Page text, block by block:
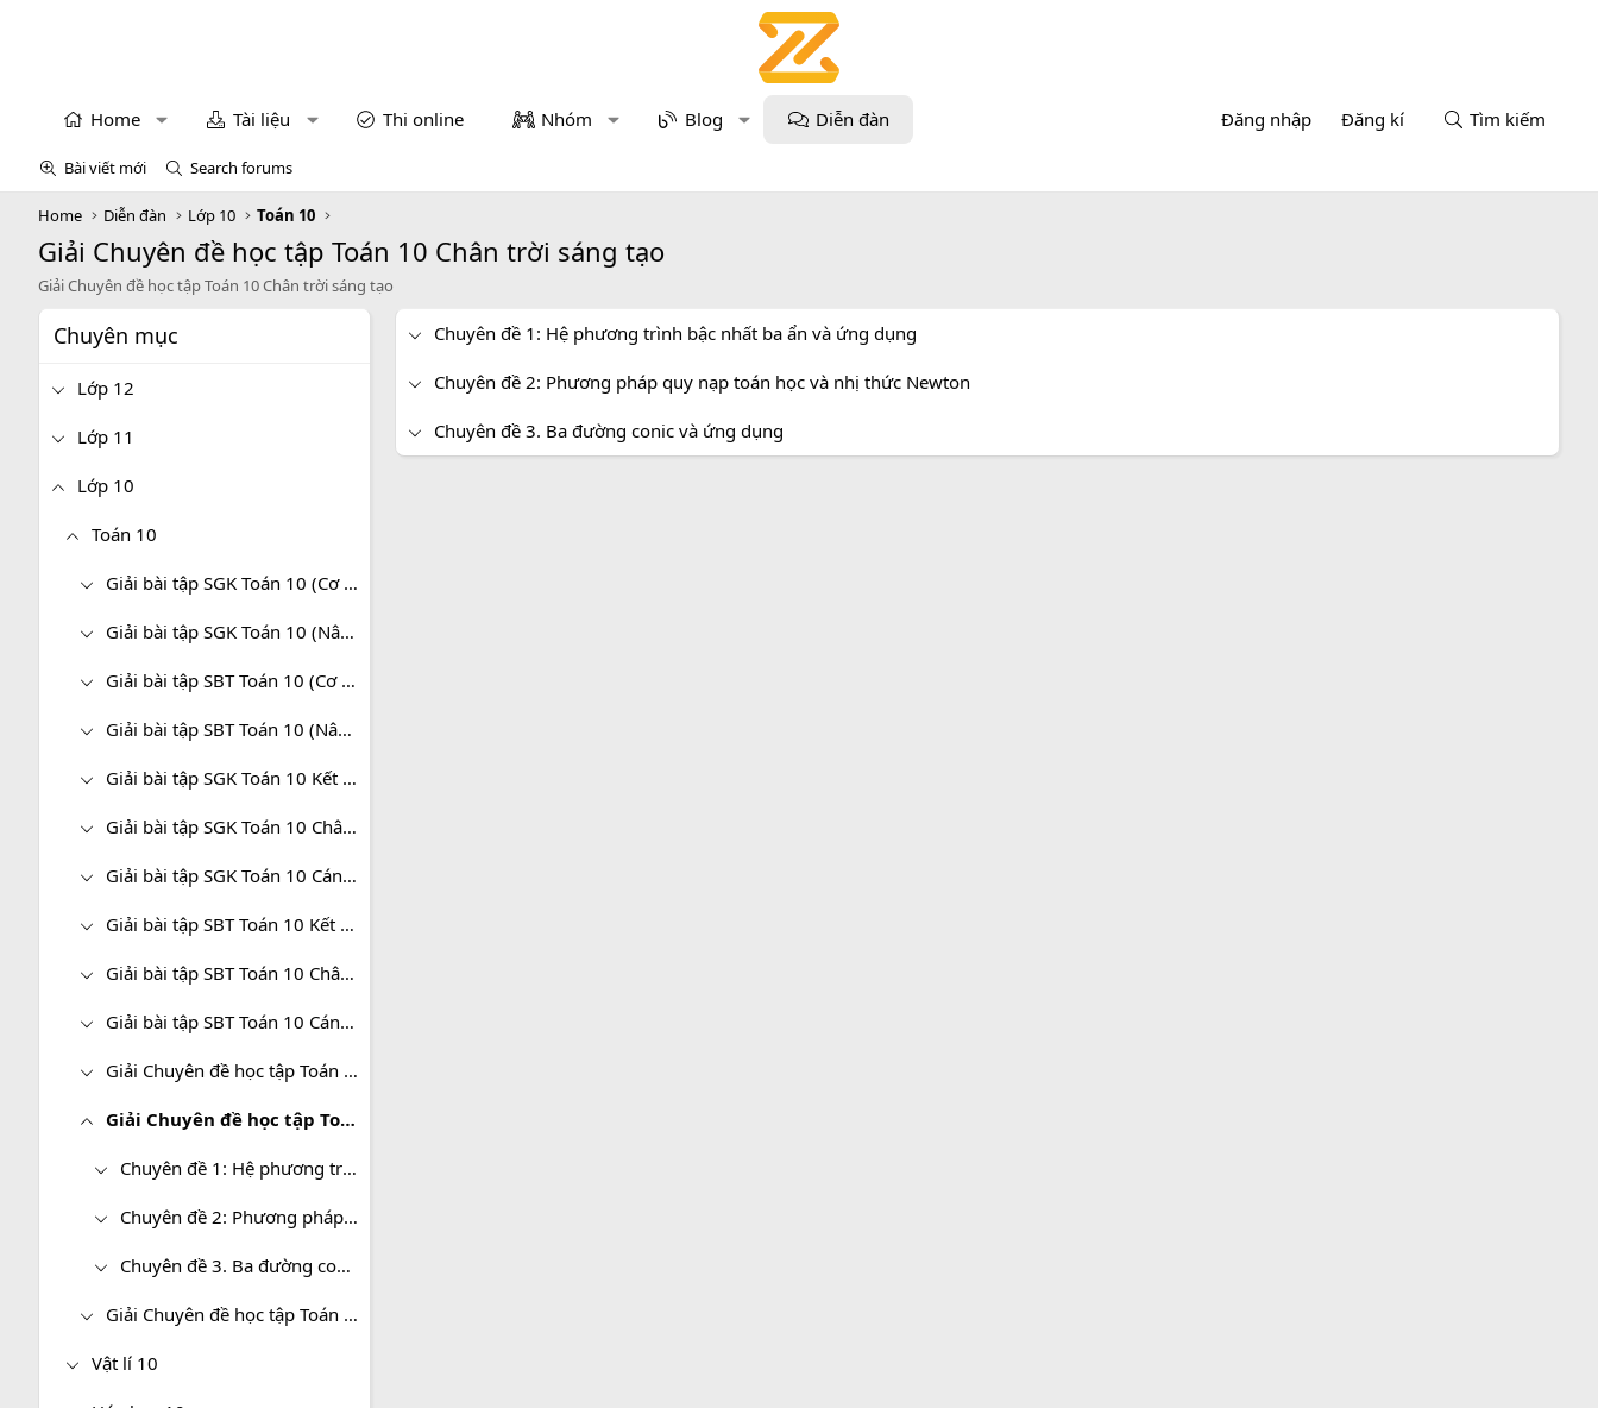
Home Tài liệu Thi online Nhóm Blog Diễn đàn Đăng nhập Đăng kí Tìm kiếm
Bài viết mới Search forums
Home Diễn đàn Lớp 10 Toán 10
Giải Chuyên đề học tập Toán 10 Chân trời sáng tạo
Giải Chuyên đề học tập Toán 10 Chân trời sáng tạo
Chuyên mục
Lớp 12
Lớp 11
Lớp 10
Toán 10
Giải bài tập SGK Toán 10 (Cơ bản)
Giải bài tập SGK Toán 10 (Nâng cao)
Giải bài tập SBT Toán 10 (Cơ bản)
Giải bài tập SBT Toán 10 (Nâng cao)
Giải bài tập SGK Toán 10 Kết nối tri thức
Giải bài tập SGK Toán 10 Chân trời sáng tạo
Giải bài tập SGK Toán 10 Cánh diều
Giải bài tập SBT Toán 10 Kết nối tri thức
Giải bài tập SBT Toán 10 Chân trời sáng tạo
Giải bài tập SBT Toán 10 Cánh diều
Giải Chuyên đề học tập Toán 10 Kết nối tri thức
Giải Chuyên đề học tập Toán 10 Chân trời sáng tạo
Chuyên đề 1: Hệ phương trình bậc nhất ba ẩn và ứng dụng
Chuyên đề 2: Phương pháp quy nạp toán học và nhị thức Newton
Chuyên đề 3. Ba đường conic và ứng dụng
Giải Chuyên đề học tập Toán 10 Cánh diều
Vật lí 10
Chuyên đề 1: Hệ phương trình bậc nhất ba ẩn và ứng dụng
Chuyên đề 2: Phương pháp quy nạp toán học và nhị thức Newton
Chuyên đề 3. Ba đường conic và ứng dụng